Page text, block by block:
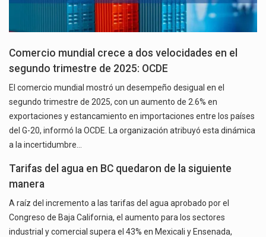
Comercio mundial crece a dos velocidades en el
segundo trimestre de 2025: OCDE
El comercio mundial mostró un desempeño desigual en el
segundo trimestre de 2025, con un aumento de 2.6% en
exportaciones y estancamiento en importaciones entre los países
del G-20, informó la OCDE. La organización atribuyó esta dinámica
a la incertidumbre…
Tarifas del agua en BC quedaron de la siguiente
manera
A raíz del incremento a las tarifas del agua aprobado por el
Congreso de Baja California, el aumento para los sectores
industrial y comercial supera el 43% en Mexicali y Ensenada,